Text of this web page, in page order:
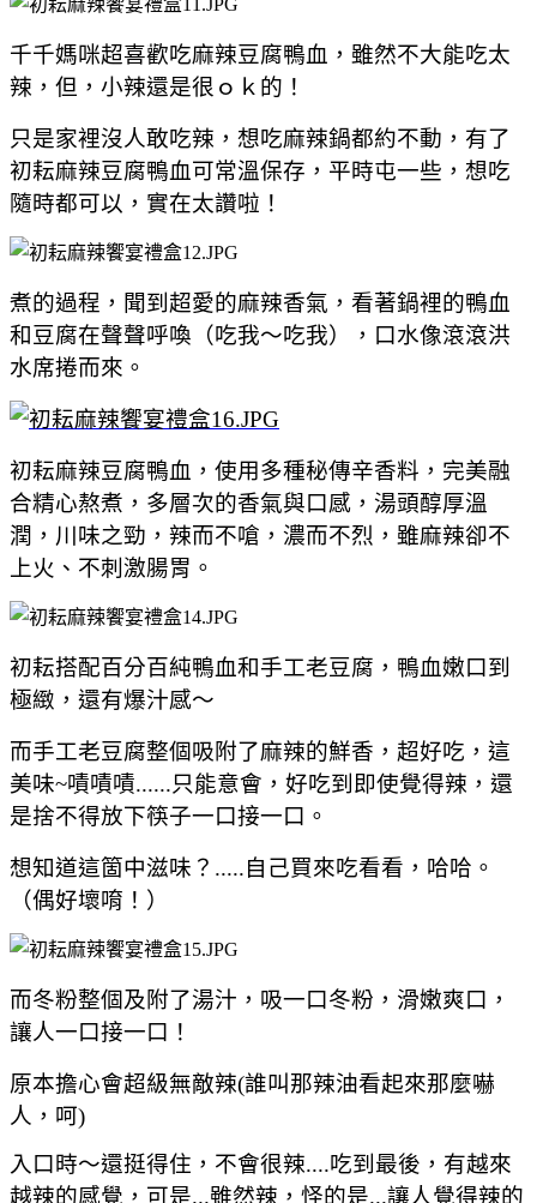
千千媽咪超喜歡吃麻辣豆腐鴨血，雖然不大能吃太
辣，但，小辣還是很ｏｋ的！
只是家裡沒人敢吃辣，想吃麻辣鍋都約不動，有了
初耘麻辣豆腐鴨血可常溫保存，平時屯一些，想吃
隨時都可以，實在太讚啦！
煮的過程，聞到超愛的麻辣香氣， 看著鍋裡的鴨血
和豆腐在聲聲呼喚（吃我～吃我），口水像滾滾洪
水席捲而來。
初耘麻辣豆腐鴨血 ，使用多種秘傳辛香料，完美融
合精心熬煮， 多層次的香氣與口感，湯頭醇厚溫
潤 ， 川味之勁，辣而不嗆，濃而不烈， 雖麻辣卻不
上火、不刺激腸胃。
初耘搭配百分百純鴨血和手工老豆腐， 鴨血嫩口到
極緻，還有爆汁感～
而手工老豆腐整個吸附了麻辣的鮮香，超好吃，這
美味~嘖嘖嘖......只能意會，好吃到即使覺得辣，還
是捨不得放下筷子一口接一口。
想知道這箇中滋味？.....自己買來吃看看，哈哈 。
（偶好壞唷！）
而冬粉整個及附了湯汁，吸一口冬粉，滑嫩爽口，
讓人一口接一口！
原本擔心會超級無敵辣(誰叫那辣油看起來那麼嚇
人，呵)
入口時～還挺得住，不會很辣....吃到最後，有越來
越辣的感覺，可是...雖然辣，怪的是...讓人覺得辣的